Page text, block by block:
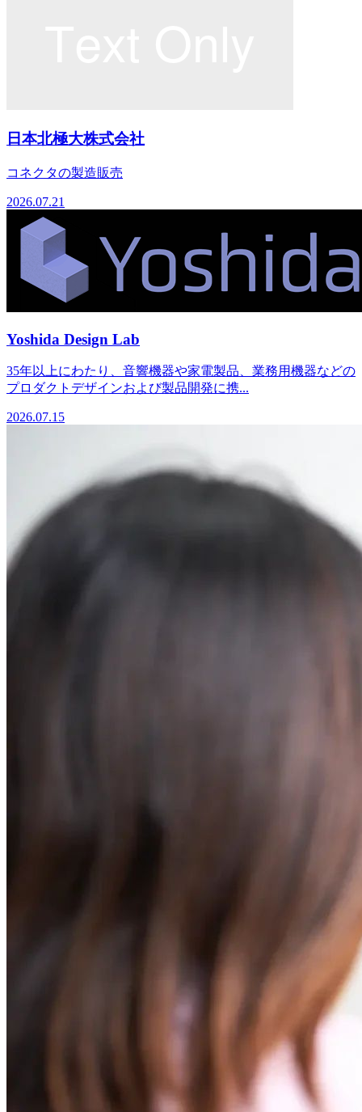
日本北極大株式会社
コネクタの製造販売
2026.07.21
Yoshida Design Lab
35年以上にわたり、音響機器や家電製品、業務用機器などの
プロダクトデザインおよび製品開発に携...
2026.07.15